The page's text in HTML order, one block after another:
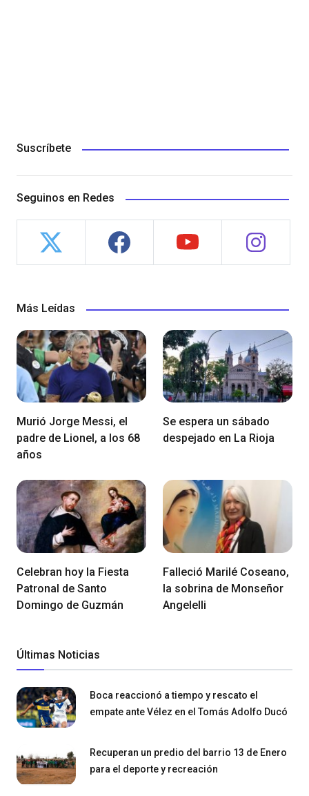
Suscríbete
Seguinos en Redes
Más Leídas
Murió Jorge Messi, el
padre de Lionel, a los 68
años
Se espera un sábado
despejado en La Rioja
Celebran hoy la Fiesta
Patronal de Santo
Domingo de Guzmán
Falleció Marilé Coseano,
la sobrina de Monseñor
Angelelli
Últimas Noticias
Boca reaccionó a tiempo y rescato el
empate ante Vélez en el Tomás Adolfo Ducó
Recuperan un predio del barrio 13 de Enero
para el deporte y recreación